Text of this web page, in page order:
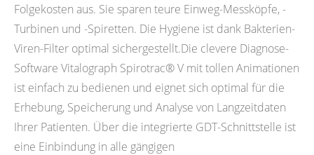
Folgekosten aus. Sie sparen teure Einweg-Messköpfe, -
Turbinen und -Spiretten. Die Hygiene ist dank Bakterien-
Viren-Filter optimal sichergestellt.Die clevere Diagnose-
Software Vitalograph Spirotrac® V mit tollen Animationen
ist einfach zu bedienen und eignet sich optimal für die
Erhebung, Speicherung und Analyse von Langzeitdaten
Ihrer Patienten. Über die integrierte GDT-Schnittstelle ist
eine Einbindung in alle gängigen